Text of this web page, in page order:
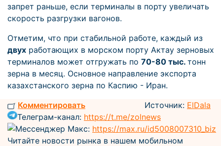
запрет раньше, если терминалы в порту увеличать
скорость разгрузки вагонов.
Отметим, что при стабильной работе, каждый из
двух работающих в морском порту Актау зерновых
терминалов может отгружать по 70-80 тыс. тонн
зерна в месяц. Основное направление экспорта
казахстанского зерна по Каспию - Иран.
Комментировать
Источник: ElDala
Телеграм-канал: https://t.me/zolnews
Мессенджер Макс: https://max.ru/id5008007310_biz
Читайте новости рынка в нашем мобильном